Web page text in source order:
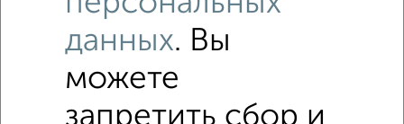
Комнаты в общежитии
на улице Танкистов
данных. Вы
можете
запретить сбор и